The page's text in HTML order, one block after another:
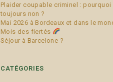
Plaider coupable criminel : pourquoi
toujours non ?
Mai 2026 à Bordeaux et dans le
Mois des fiertés
Séjour à Barcelone ?
CATÉGORIES